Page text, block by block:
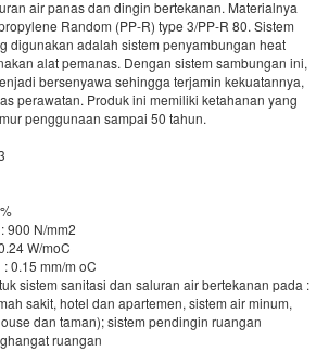
air panas dan dingin bertekanan. Materialnya
Random (PP-R) type 3/PP-R 80. Sistem
digunakan adalah sistem penyambungan heat
alat pemanas. Dengan sistem sambungan ini,
bersenyawa sehingga terjamin kekuatannya,
perawatan. Produk ini memiliki ketahanan yang
penggunaan sampai 50 tahun.
900 N/mm2
W/moC
0.15 mm/m oC
sistem sanitasi dan saluran air bertekanan pada :
sakit, hotel dan apartemen, sistem air minum,
dan taman); sistem pendingin ruangan
ruangan